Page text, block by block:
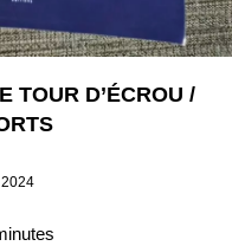
TOUR D’ÉCROU /